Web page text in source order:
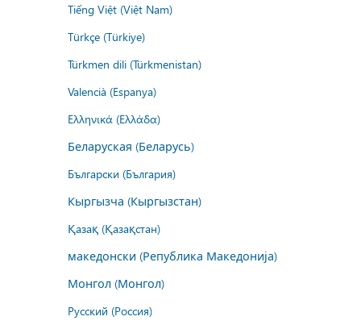
Tiếng Việt (Việt Nam)
Türkçe (Türkiye)
Türkmen dili (Türkmenistan)
Valencià (Espanya)
Ελληνικά (Ελλάδα)
Беларуская (Беларусь)
Български (България)
Кыргызча (Кыргызстан)
Қазақ (Қазақстан)
македонски (Република Македонија)
Монгол (Монгол)
Русский (Россия)